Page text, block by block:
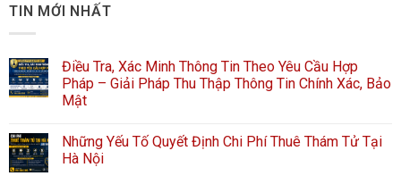
TIN MỚI NHẤT
Điều Tra, Xác Minh Thông Tin Theo Yêu Cầu Hợp
Pháp – Giải Pháp Thu Thập Thông Tin Chính Xác, Bảo
Mật
Những Yếu Tố Quyết Định Chi Phí Thuê Thám Tử Tại
Hà Nội